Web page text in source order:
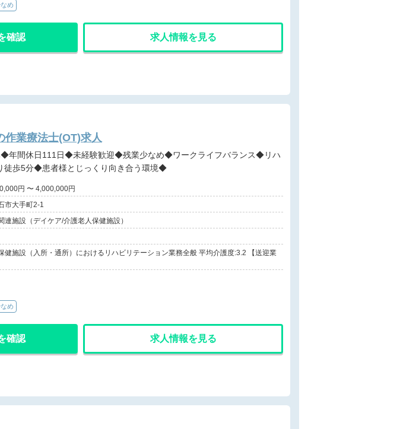
め
確認 求人情報を見る
作業療法士(OT)求人
徒歩5分◆患者様とじっくり向き合う環境◆
年収 3,500,000円 〜 4,000,000円
市大手町2-1
連施設（デイケア/介護老人保健施設）
健施設（入所・通所）におけるリハビリテーション業務全般 平均介護度:3.2 【送迎業
め
確認 求人情報を見る